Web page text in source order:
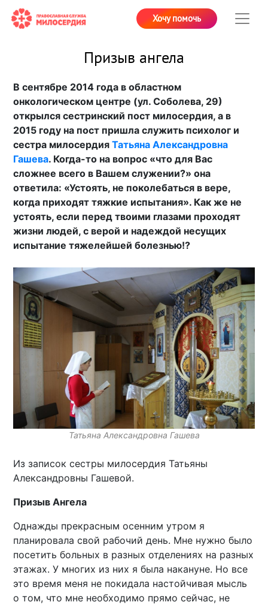
Хочу помочь
Призыв ангела
В сентябре 2014 года в областном
онкологическом центре (ул. Соболева, 29)
открылся сестринский пост милосердия, а в
2015 году на пост пришла служить психолог и
сестра милосердияТатьяна Александровна
Гашева. Когда-то на вопрос «что для Вас
сложнее всего в Вашем служении?» она
ответила: «Устоять, не поколебаться в вере,
когда приходят тяжкие испытания». Как же не
устоять, если перед твоими глазами проходят
жизни людей, с верой и надеждой несущих
испытание тяжелейшей болезнью!?
Татьяна Александровна Гашева
Из записок сестры милосердия Татьяны
Александровны Гашевой.
Призыв Ангела
Однажды прекрасным осенним утром я
планировала свой рабочий день. Мне нужно было
посетить больных в разных отделениях на разных
этажах. У многих из них я была накануне. Но все
это время меня не покидала настойчивая мысль
о том, что мне необходимо прямо сейчас, не